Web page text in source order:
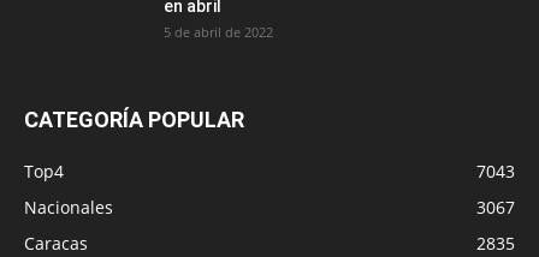
en abril
5 de abril de 2022
CATEGORÍA POPULAR
Top4
7043
Nacionales
3067
Caracas
2835